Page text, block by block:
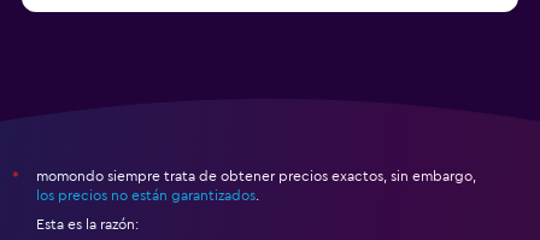
*
momondo siempre trata de obtener precios exactos, sin embargo,
los precios no están garantizados
Esta es la razón: